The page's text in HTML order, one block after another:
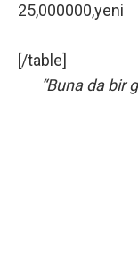
25,000000,yeni
[/table]
“Buna da bir